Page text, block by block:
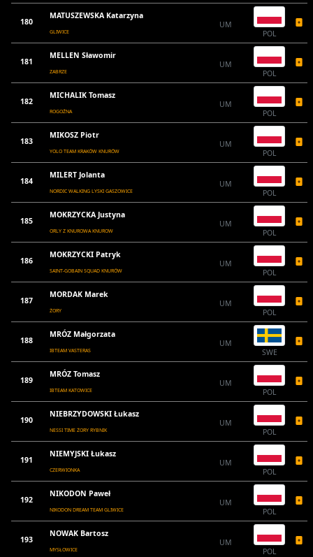
180
MATUSZEWSKA Katarzyna
GLIWICE
UM
POL
181
MELLEN Sławomir
ZABRZE
UM
POL
182
MICHALIK Tomasz
ROGOŹNA
UM
POL
183
MIKOSZ Piotr
YOLO TEAM KRAKÓW KNURÓW
UM
POL
184
MILERT Jolanta
NORDIC WALKING LYSKI GASZOWICE
UM
POL
185
MOKRZYCKA Justyna
ORLY Z KNUROWA KNUROW
UM
POL
186
MOKRZYCKI Patryk
SAINT-GOBAIN SQUAD KNURÓW
UM
POL
187
MORDAK Marek
ŻORY
UM
POL
188
MRÓZ Małgorzata
IBTEAM VASTERAS
UM
SWE
189
MRÓZ Tomasz
IBTEAM KATOWICE
UM
POL
190
NIEBRZYDOWSKI Łukasz
NESSI TIME ŻORY RYBNIK
UM
POL
191
NIEMYJSKI Łukasz
CZERWIONKA
UM
POL
192
NIKODON Paweł
NIKODON DREAM TEAM GLIWICE
UM
POL
193
NOWAK Bartosz
MYSŁOWICE
UM
POL